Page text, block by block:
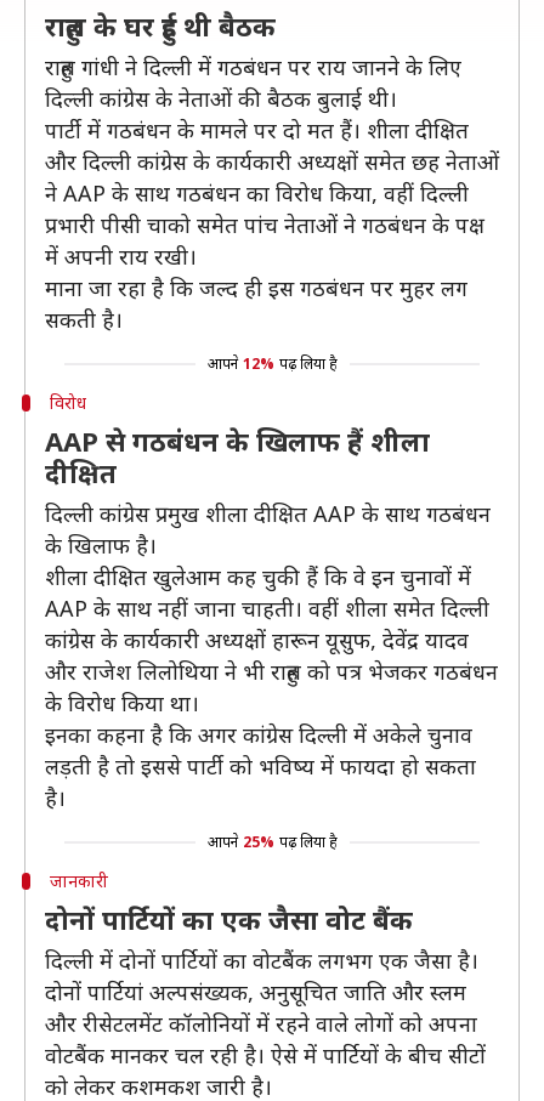
राहुल के घर हुई थी बैठक
राहुल गांधी ने दिल्ली में गठबंधन पर राय जानने के लिए
दिल्ली कांग्रेस के नेताओं की बैठक बुलाई थी।
पार्टी में गठबंधन के मामले पर दो मत हैं। शीला दीक्षित
और दिल्ली कांग्रेस के कार्यकारी अध्यक्षों समेत छह नेताओं
ने AAP के साथ गठबंधन का विरोध किया, वहीं दिल्ली
प्रभारी पीसी चाको समेत पांच नेताओं ने गठबंधन के पक्ष
में अपनी राय रखी।
माना जा रहा है कि जल्द ही इस गठबंधन पर मुहर लग
सकती है।
आपने 12% पढ़ लिया है
विरोध
AAP से गठबंधन के खिलाफ हैं शीला
दीक्षित
दिल्ली कांग्रेस प्रमुख शीला दीक्षित AAP के साथ गठबंधन
के खिलाफ है।
शीला दीक्षित खुलेआम कह चुकी हैं कि वे इन चुनावों में
AAP के साथ नहीं जाना चाहती। वहीं शीला समेत दिल्ली
कांग्रेस के कार्यकारी अध्यक्षों हारून यूसुफ, देवेंद्र यादव
और राजेश लिलोथिया ने भी राहुल को पत्र भेजकर गठबंधन
के विरोध किया था।
इनका कहना है कि अगर कांग्रेस दिल्ली में अकेले चुनाव
लड़ती है तो इससे पार्टी को भविष्य में फायदा हो सकता
है।
आपने 25% पढ़ लिया है
जानकारी
दोनों पार्टियों का एक जैसा वोट बैंक
दिल्ली में दोनों पार्टियों का वोटबैंक लगभग एक जैसा है।
दोनों पार्टियां अल्पसंख्यक, अनुसूचित जाति और स्लम
और रीसेटलमेंट कॉलोनियों में रहने वाले लोगों को अपना
वोटबैंक मानकर चल रही है। ऐसे में पार्टियों के बीच सीटों
को लेकर कशमकश जारी है।